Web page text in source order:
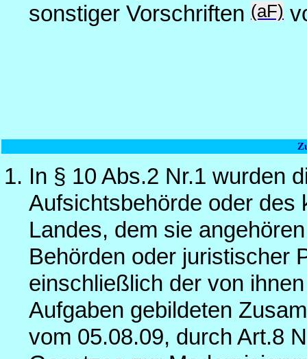
sonstiger Vorschriften (aF)
In § 10 Abs.2 Nr.1 wurden
Aufsichtsbehörde oder des
Landes, dem sie
Behörden oder juristischer
einschließlich der von
Aufgaben gebildeten
vom 05.08.09, durch Art.8